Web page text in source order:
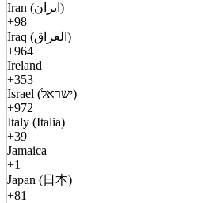
Iran (ایران)
+98
Iraq (العراق)
+964
Ireland
+353
Israel (ישראל)
+972
Italy (Italia)
+39
Jamaica
+1
Japan (日本)
+81